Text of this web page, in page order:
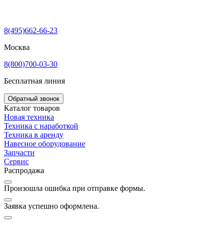
8(495)662-66-23
Москва
8(800)700-03-30
Бесплатная линия
Обратный звонок
Каталог товаров
Новая техника
Техника с наработкой
Техника в аренду
Навесное оборудование
Запчасти
Сервис
Распродажа
Произошла ошибка при отправке формы.
Заявка успешно оформлена.